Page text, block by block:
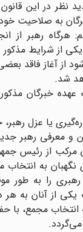
نظر در این
به صلاحیت خود
رهبر از
یکی از شرایط
از آغاز فاقد
شد.
خبرگان
یا عزل رهبر،
رهبر جدید
از رئیس
نگهبان به
را به طور
از آنان به هر
مجمع، با